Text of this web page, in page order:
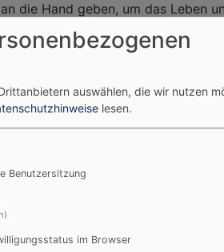
die Hand geben, um das Leben
und bin gespannt, wie wir
und grüße Sie mit einem
auswählen, die wir nutzen
lesen.
Benutzersitzung
im Browser